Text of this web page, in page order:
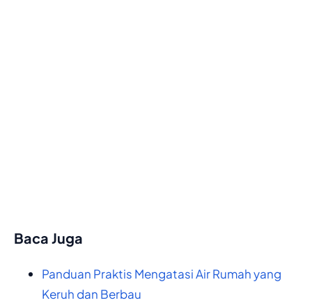
Baca Juga
Panduan Praktis Mengatasi Air Rumah yang
Keruh dan Berbau